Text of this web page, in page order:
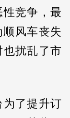
竞争，最
风车丧失
扰乱了市
为了提升订